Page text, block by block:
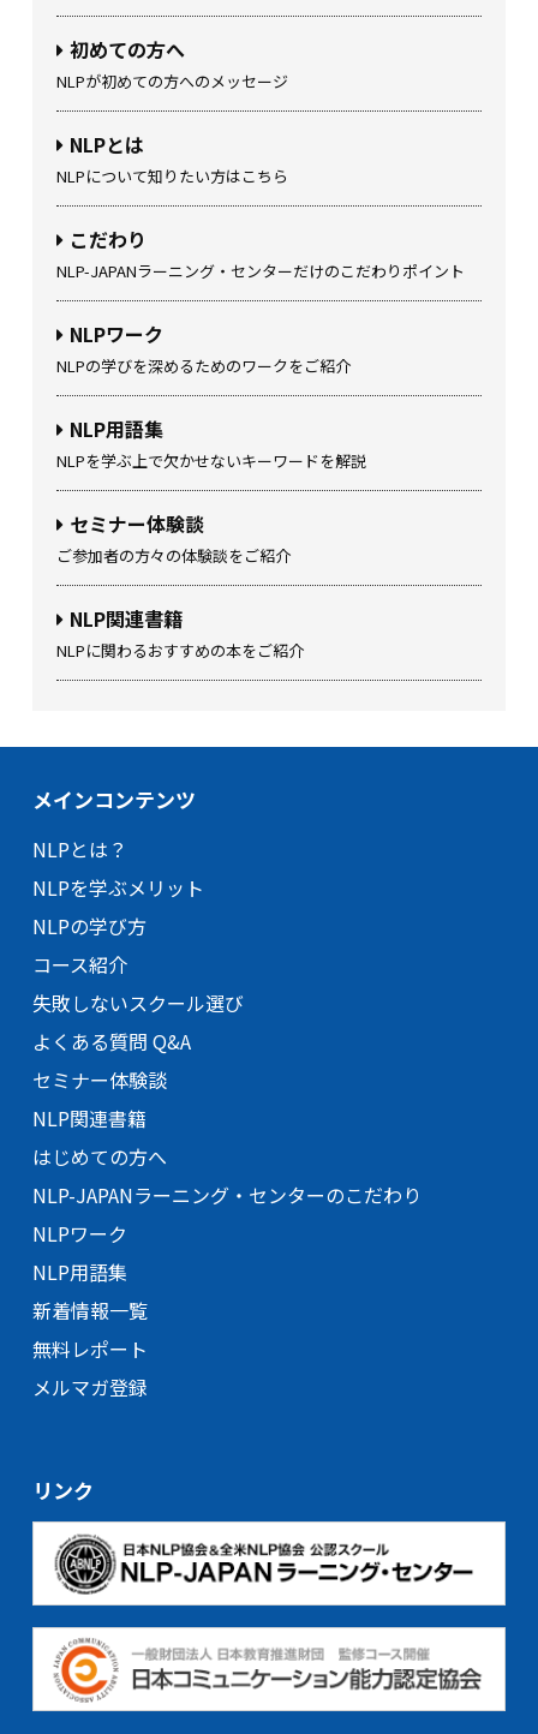
初めての方へ
NLPが初めての方へのメッセージ
NLPとは
NLPについて知りたい方はこちら
こだわり
NLP-JAPANラーニング・センターだけのこだわりポイント
NLPワーク
NLPの学びを深めるためのワークをご紹介
NLP用語集
NLPを学ぶ上で欠かせないキーワードを解説
セミナー体験談
ご参加者の方々の体験談をご紹介
NLP関連書籍
NLPに関わるおすすめの本をご紹介
メインコンテンツ
NLPとは？
NLPを学ぶメリット
NLPの学び方
コース紹介
失敗しないスクール選び
よくある質問 Q&A
セミナー体験談
NLP関連書籍
はじめての方へ
NLP-JAPANラーニング・ センターのこだわり
NLPワーク
NLP用語集
新着情報一覧
無料レポート
メルマガ登録
リンク